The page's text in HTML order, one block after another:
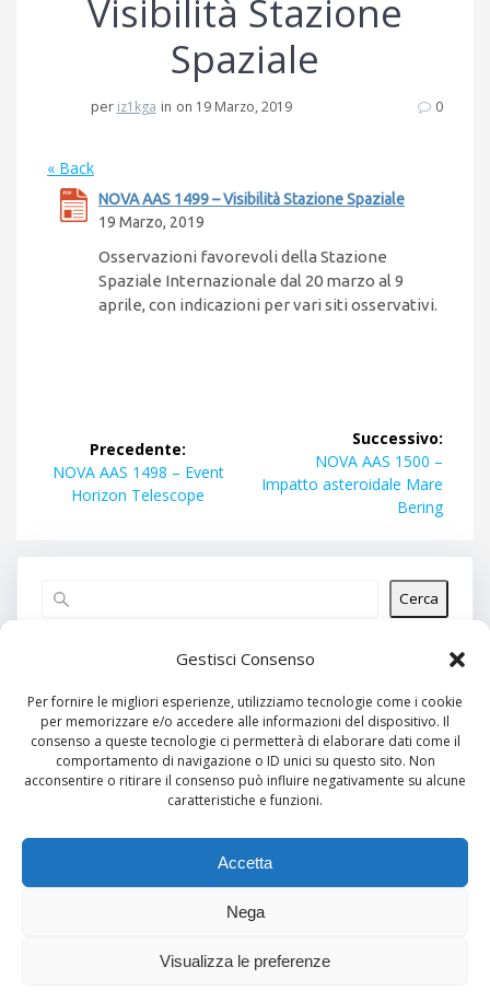
Gestisci Consenso
Per fornire le migliori esperienze, utilizziamo tecnologie come i cookie
per memorizzare e/o accedere alle informazioni del dispositivo. Il
consenso a queste tecnologie ci permetterà di elaborare dati come il
comportamento di navigazione o ID unici su questo sito. Non
acconsentire o ritirare il consenso può influire negativamente su alcune
caratteristiche e funzioni.
Accetta
Nega
Visualizza le preferenze
Visibilità Stazione
Spaziale
per iz1kga in on 19 Marzo, 2019 0
« Back
NOVA AAS 1499 – Visibilità Stazione Spaziale
19 Marzo, 2019
Osservazioni favorevoli della Stazione
Spaziale Internazionale dal 20 marzo al 9
aprile, con indicazioni per vari siti osservativi.
articoliPrecedente:
Articolo
precedente:
NOVA AAS 1498 – Event
Horizon Telescope
Successivo:
Articolo
successivo:
NOVA AAS 1500 –
Impatto asteroidale Mare
Bering
Cerca
Articoli recenti
Commenti recenti
Nessun commento da mostrare.
Nessun archivio da mostrare.
Categorie
Nessuna categoria